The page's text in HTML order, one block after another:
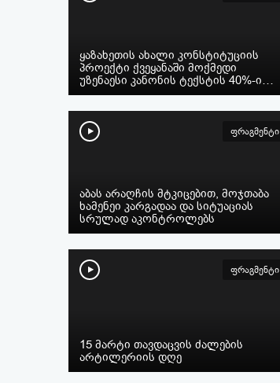
ყაზახეთის ახალი კონსტიტუციის
პროექტი ქვეყანაში მოქმედი
უზენაესი კანონის ტექსტის 40%-ი…
ფრაგმენტი
აბას არაღჩის მტკიცებით, მოჯთაბა
ხამენეი კარგადაა და სიტუაციას
სრულად აკონტროლებს
ფრაგმენტი
15 მარტი თავდაცვის ძალების
არტილერიის დღე